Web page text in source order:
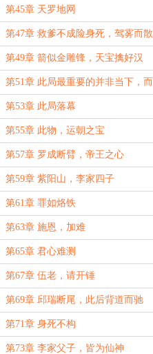
第45章 天罗地网
第47章 救爹不成险身死，驾雾而散
第49章 箭似金雕锋，天宝擒好汉
第51章 此局最重要的并非当下，而
是余波
第53章 此局落幕
第55章 此物，运朝之宝
第57章 罗成断臂，帝王之心
第59章 紫阳山，李家四子
第61章 罪如烙铁
第63章 施恩，加难
第65章 君心难测
第67章 伍老，请开锤
第69章 邱瑞断尾，此后背道而驰
第71章 身死不构
第73章 李家父子，皆为仙神